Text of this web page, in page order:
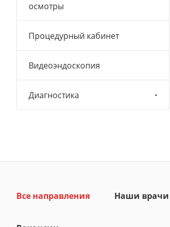
осмотры
Процедурный кабинет
Видеоэндоскопия
Диагностика
Все направления Наши врачи